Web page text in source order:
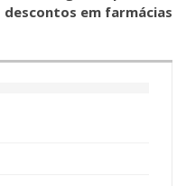
descontos em farmácias